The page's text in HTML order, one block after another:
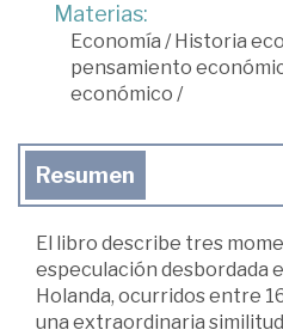
Materias:
Economía / Historia
pensamiento
económico /
Resumen
El libro describe tres
especulación desbordada
Holanda, ocurridos entre
una extraordinaria